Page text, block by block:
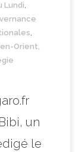
Lundi,
,
Orient,
un
le